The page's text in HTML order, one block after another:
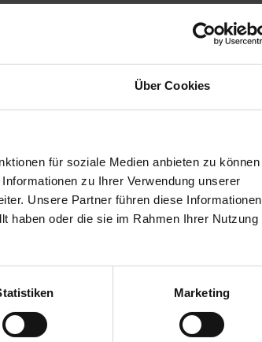
Über Cookies
für soziale Medien anbieten zu können
zu Ihrer Verwendung unserer
Unsere Partner führen diese Informationen
haben oder die sie im Rahmen Ihrer Nutzung
Marketing